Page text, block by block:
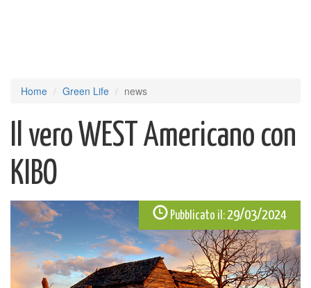
Home Green Life news
Il vero WEST Americano con
KIBO
Pubblicato il:29/03/2024